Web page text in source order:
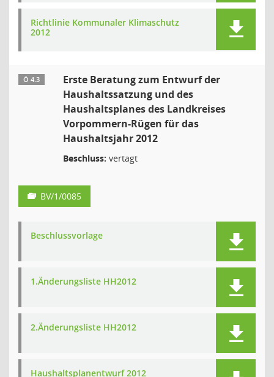
Richtlinie Kommunaler Klimaschutz
2012
Ö 4.3
Erste Beratung zum Entwurf der
Haushaltssatzung und des
Haushaltsplanes des Landkreises
Vorpommern-Rügen für das
Haushaltsjahr 2012
Beschluss: vertagt
BV/1/0085
Beschlussvorlage
1.Änderungsliste HH2012
2.Änderungsliste HH2012
Haushaltsplanentwurf 2012